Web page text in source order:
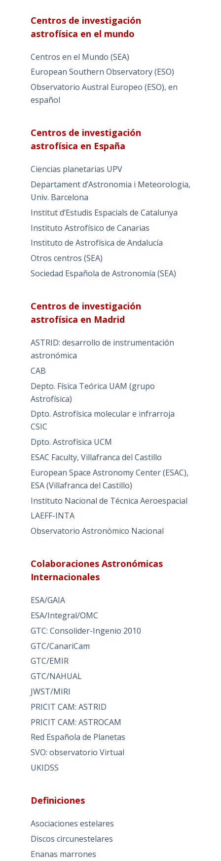
Centros de investigación
astrofísica en el mundo
Centros en el Mundo (SEA)
European Southern Observatory (ESO)
Observatorio Austral Europeo (ESO), en
español
Centros de investigación
astrofísica en España
Ciencias planetarias UPV
Departament d’Astronomia i Meteorologia,
Univ. Barcelona
Institut d’Estudis Espacials de Catalunya
Instituto Astrofísico de Canarias
Instituto de Astrofísica de Andalucía
Otros centros (SEA)
Sociedad Española de Astronomía (SEA)
Centros de investigación
astrofísica en Madrid
ASTRID: desarrollo de instrumentación
astronómica
CAB
Depto. Física Teórica UAM (grupo
Astrofísica)
Dpto. Astrofísica molecular e infrarroja
CSIC
Dpto. Astrofísica UCM
ESAC Faculty, Villafranca del Castillo
European Space Astronomy Center (ESAC),
ESA (Villafranca del Castillo)
Instituto Nacional de Técnica Aeroespacial
LAEFF-INTA
Observatorio Astronómico Nacional
Colaboraciones Astronómicas
Internacionales
ESA/GAIA
ESA/Integral/OMC
GTC: Consolider-Ingenio 2010
GTC/CanariCam
GTC/EMIR
GTC/NAHUAL
JWST/MIRI
PRICIT CAM: ASTRID
PRICIT CAM: ASTROCAM
Red Española de Planetas
SVO: observatorio Virtual
UKIDSS
Definiciones
Asociaciones estelares
Discos circunestelares
Enanas marrones